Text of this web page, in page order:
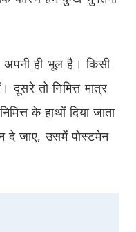
अपनी ही भूल है। किसी
तो निमित्त मात्र
के हाथों दिया जाता
दे जाए, उसमें पोस्टमेन